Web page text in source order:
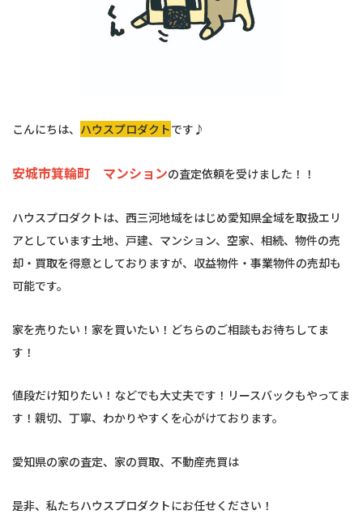
こんにちは、 ハウスプロダクトです♪
安城市箕輪町 マンションの査定依頼を受けました！！
ハウスプロダクトは、西三河地域をはじめ愛知県全域を取扱エリ
アとしています土地、戸建、マンション、空家、相続、物件の売
却・買取を得意としておりますが、収益物件・事業物件の売却も
可能です。
家を売りたい！家を買いたい！どちらのご相談もお待ちしてま
す！
値段だけ知りたい！などでも大丈夫です！リースバックもやってま
す！親切、丁寧、わかりやすくを心がけております。
愛知県の家の査定、家の買取、不動産売買は
是非、私たちハウスプロダクトにお任せください！